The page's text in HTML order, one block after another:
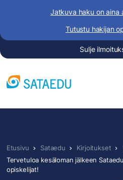
Jatkuva haku on aina
Tutustu hakijan
Sulje
Etusivu Sataedu Kirjoitukset
Tervetuloa kesäloman jälkeen
opiskelijat!